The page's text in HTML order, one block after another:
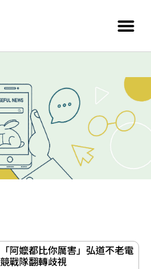
「阿嬤都比你厲害」弘道不老電
競戰隊翻轉歧視